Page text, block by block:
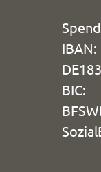
IBAN:
BIC: